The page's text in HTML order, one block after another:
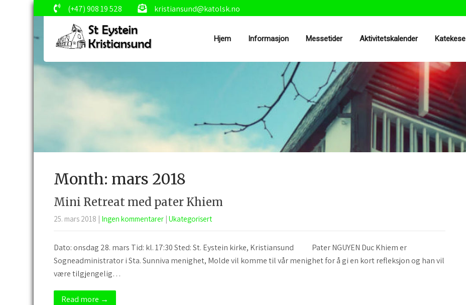
(+47) 908 19 528 kristiansund@katolsk.no
Hjem Informasjon Messetider Aktivitetskalender Katekese
Month: mars 2018
Mini Retreat med pater Khiem
25. mars 2018 | Ingen kommentarer | Ukategorisert
Dato: onsdag 28. mars Tid: kl. 17:30 Sted: St. Eystein kirke, Kristiansund Pater NGUYEN Duc Khiem er
Sogneadministrator i Sta. Sunniva menighet, Molde vil komme til vår menighet for å gi en kort refleksjon og han vil
være tilgjengelig…
Read more →